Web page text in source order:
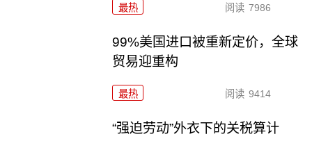
最热 阅读 7986
99%美国进口被重新定价，全球
贸易迎重构
最热 阅读 9414
“强迫劳动”外衣下的关税算计